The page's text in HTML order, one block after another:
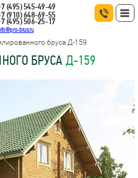
(495) 545-49-49
(910) 648-69-55
(495) 506-25-17
brus.ru
бруса Д-159
БРУСА Д-159